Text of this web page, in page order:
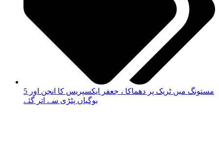
مستونگ میں ٹریک پر دھماکا ، جعفر ایکسپریس کا انجن اور 5
بوگیاں پٹڑی سے اتر گئے